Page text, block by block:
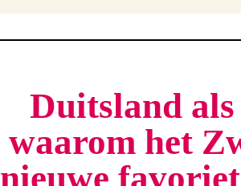
Duitsland
waarom het
nieuwe